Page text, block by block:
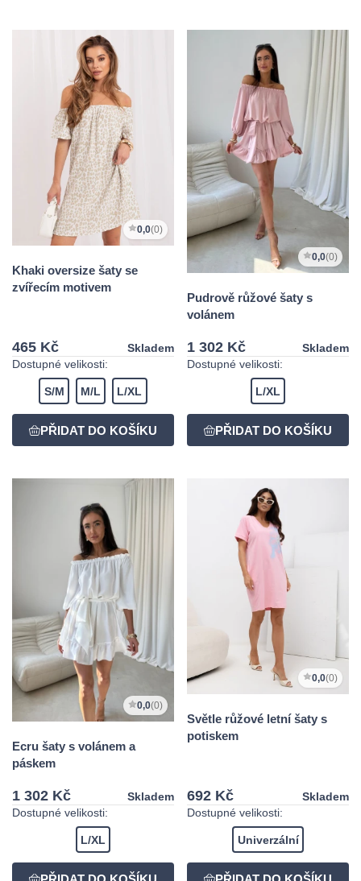
0,0(0)
Khaki oversize šaty se
zvířecím motivem
465 Kč
Skladem
Dostupné velikosti:
S/M M/L L/XL
0,0(0)
Pudrově růžové šaty s
volánem
1 302 Kč
Skladem
Dostupné velikosti:
L/XL
0,0(0)
Ecru šaty s volánem a
páskem
1 302 Kč
Skladem
Dostupné velikosti:
L/XL
0,0(0)
Světle růžové letní šaty s
potiskem
692 Kč
Skladem
Dostupné velikosti:
Univerzální